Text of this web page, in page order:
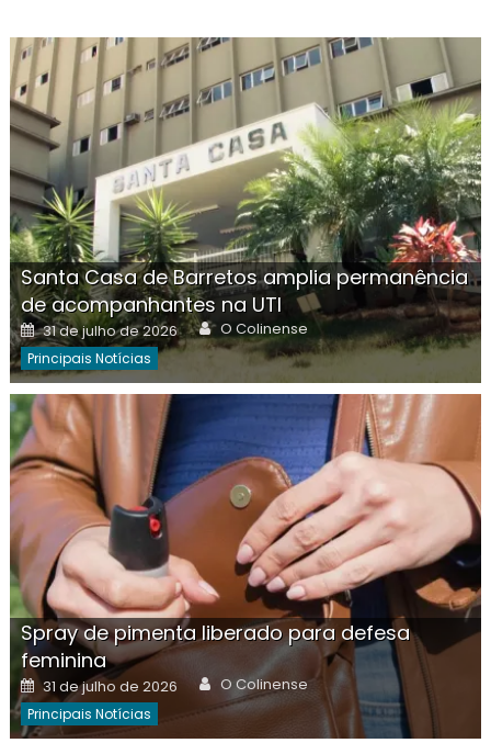
Santa Casa de Barretos amplia permanência
de acompanhantes na UTI
Posted
on
31 de julho de 2026 Author
O Colinense
Principais Notícias
Spray de pimenta liberado para defesa
feminina
Posted
on
31 de julho de 2026 Author
O Colinense
Principais Notícias